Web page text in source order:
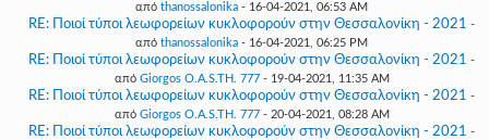
από thanossalonika - 16-04-2021, 06:53 AM
RE: Ποιοί τύποι λεωφορείων κυκλοφορούν στην Θεσσαλονίκη - 2021 -
από thanossalonika - 16-04-2021, 06:25 PM
RE: Ποιοί τύποι λεωφορείων κυκλοφορούν στην Θεσσαλονίκη - 2021 -
από Giorgos O.A.S.TH. 777- 19-04-2021, 11:35 AM
RE: Ποιοί τύποι λεωφορείων κυκλοφορούν στην Θεσσαλονίκη - 2021 -
από Giorgos O.A.S.TH. 777- 20-04-2021, 08:28 AM
RE: Ποιοί τύποι λεωφορείων κυκλοφορούν στην Θεσσαλονίκη - 2021 -